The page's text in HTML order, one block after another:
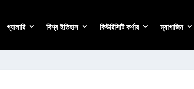
গ্যালারি বিশ্ব ইতিহাস কিউরিসিটি কর্ণার ম্যাগাজিন